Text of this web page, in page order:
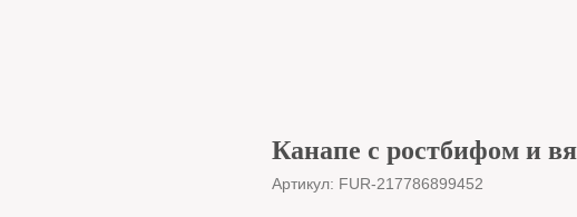
Канапе с ростбифом и
Артикул: FUR-217786899452